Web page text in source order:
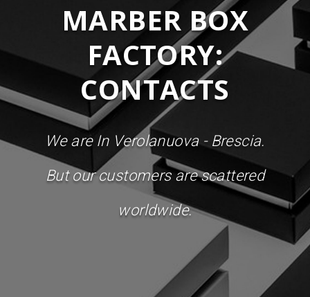
MARBER BOX
FACTORY:
CONTACTS
We are In Verolanuova - Brescia.
But our customers are scattered
worldwide.